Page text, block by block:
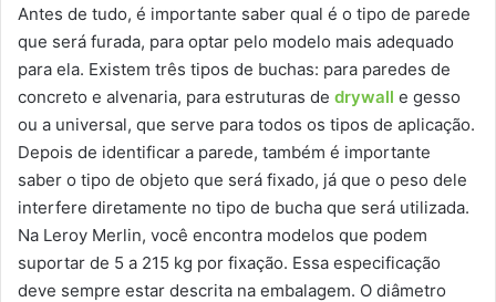
Antes de tudo, é importante saber qual é o tipo de parede
que será furada, para optar pelo modelo mais adequado
para ela. Existem três tipos de buchas: para paredes de
concreto e alvenaria, para estruturas de drywall e gesso
ou a universal, que serve para todos os tipos de aplicação.
Depois de identificar a parede, também é importante
saber o tipo de objeto que será fixado, já que o peso dele
interfere diretamente no tipo de bucha que será utilizada.
Na Leroy Merlin, você encontra modelos que podem
suportar de 5 a 215 kg por fixação. Essa especificação
deve sempre estar descrita na embalagem. O diâmetro